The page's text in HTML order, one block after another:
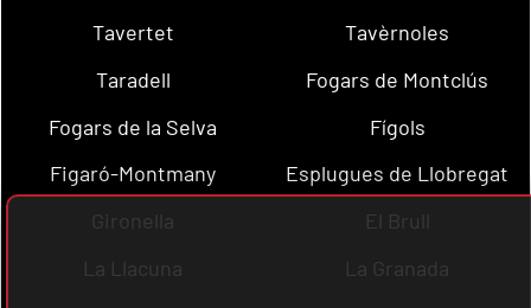
Tavertet
Tavèrnoles
Taradell
Fogars de Montclús
Fogars de la Selva
Fígols
Figaró-Montmany
Esplugues de Llobregat
Gironella
El Brull
La Llacuna
La Granada